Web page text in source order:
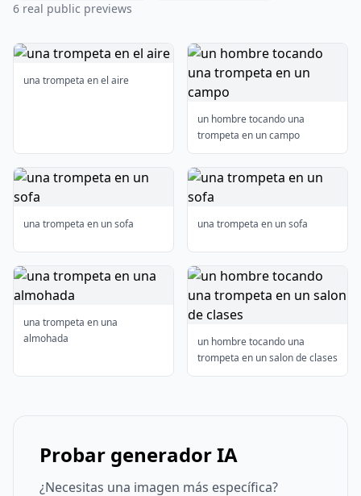
6 real public previews
una trompeta en el aire
un hombre tocando una
trompeta en un campo
una trompeta en un sofa una trompeta en un sofa
una trompeta en una
almohada
un hombre tocando una
trompeta en un salon de clases
Probar generador IA
¿Necesitas una imagen más específica?